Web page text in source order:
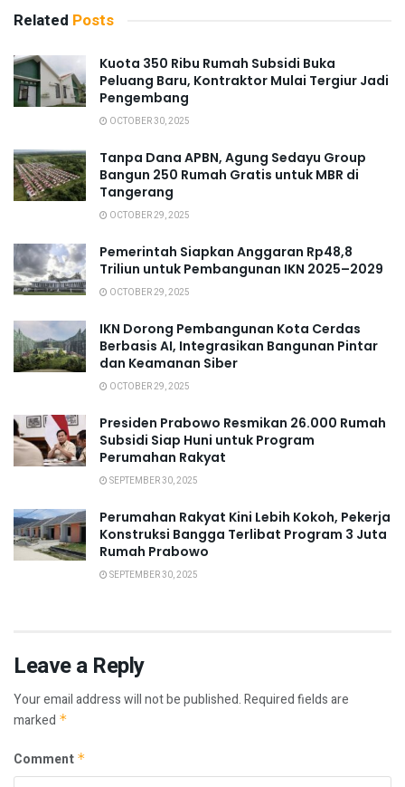
Related Posts
Kuota 350 Ribu Rumah Subsidi Buka
Peluang Baru, Kontraktor Mulai Tergiur Jadi
Pengembang
OCTOBER 30, 2025
Tanpa Dana APBN, Agung Sedayu Group
Bangun 250 Rumah Gratis untuk MBR di
Tangerang
OCTOBER 29, 2025
Pemerintah Siapkan Anggaran Rp48,8
Triliun untuk Pembangunan IKN 2025–2029
OCTOBER 29, 2025
IKN Dorong Pembangunan Kota Cerdas
Berbasis AI, Integrasikan Bangunan Pintar
dan Keamanan Siber
OCTOBER 29, 2025
Presiden Prabowo Resmikan 26.000 Rumah
Subsidi Siap Huni untuk Program
Perumahan Rakyat
SEPTEMBER 30, 2025
Perumahan Rakyat Kini Lebih Kokoh, Pekerja
Konstruksi Bangga Terlibat Program 3 Juta
Rumah Prabowo
SEPTEMBER 30, 2025
Leave a Reply
Your email address will not be published.Required fields are
marked *
Comment *